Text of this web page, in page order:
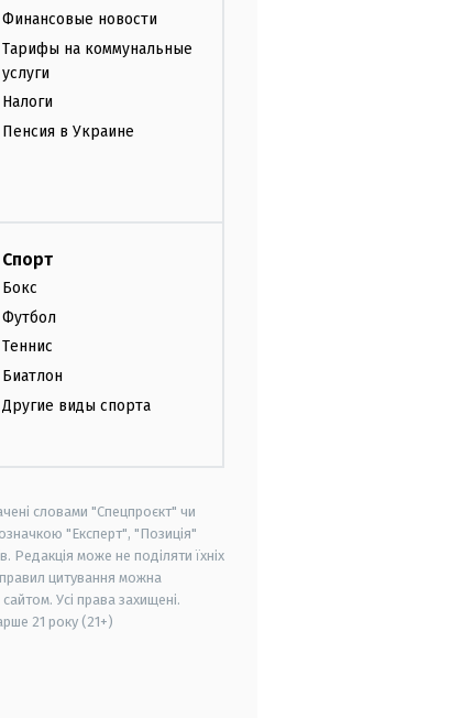
Финансовые новости
Тарифы на коммунальные
услуги
Налоги
Пенсия в Украине
Спорт
Бокс
Футбол
Теннис
Биатлон
Другие виды спорта
словами "Спецпроєкт" чи
"Експерт", "Позиція"
Редакція може не поділяти їхніх
цитування можна
Усі права захищені.
21 року (21+)